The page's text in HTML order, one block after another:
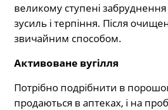
великому ступені забруднення
зусиль і терпіння. Після
звичайним способом.
Активоване вугілля
Потрібно подрібнити в
продаються в аптеках, і на